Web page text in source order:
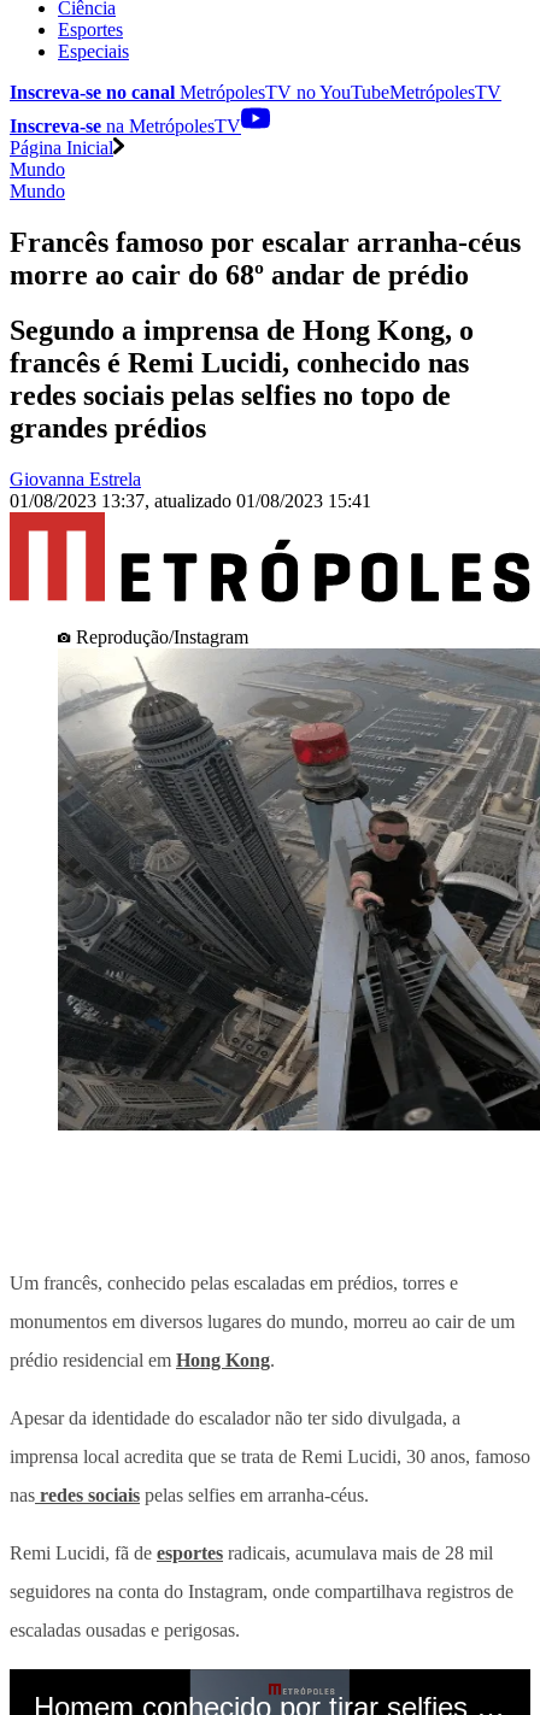
Ciência
Esportes
Especiais
Inscreva-se no canal MetrópolesTV noYouTubeMetrópolesTV
Inscreva-se na MetrópolesTV
Página Inicial
Mundo
Mundo
Francês famoso por escalar arranha-céus
morre ao cair do 68º andar de prédio
Segundo a imprensa de Hong Kong, o
francês é Remi Lucidi, conhecido nas
redes sociais pelas selfies no topo de
grandes prédios
Giovanna Estrela
01/08/2023 13:37, atualizado 01/08/2023 15:41
Reprodução/Instagram
Um francês, conhecido pelas escaladas em prédios, torres e
monumentos em diversos lugares do mundo, morreu ao cair de um
prédio residencial em Hong Kong.
Apesar da identidade do escalador não ter sido divulgada, a
imprensa local acredita que se trata de Remi Lucidi, 30 anos, famoso
nas redes sociais pelas selfies em arranha-céus.
Remi Lucidi, fã de esportes radicais, acumulava mais de 28 mil
seguidores na conta do Instagram, onde compartilhava registros de
escaladas ousadas e perigosas.